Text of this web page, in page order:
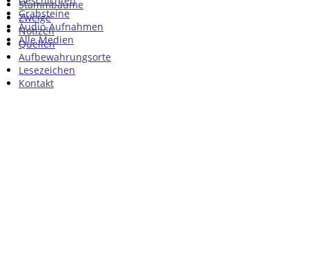
Grabsteine
Audio-Aufnahmen
Alle Medien
Stammbäume
Zweige
Notizen
Quellen
Aufbewahrungsorte
Lesezeichen
Kontakt